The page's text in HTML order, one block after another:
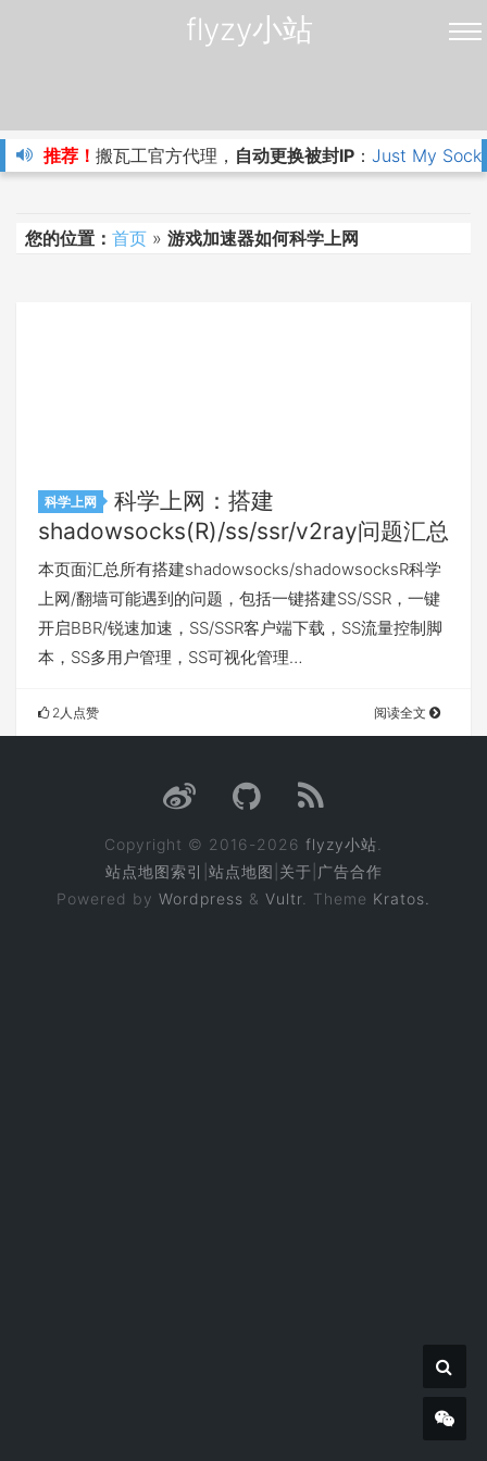
flyzy小站
推荐！ 搬瓦工官方代理， 自动更换被封IP ： Just My
您的位置： 首页 » 游戏加速器如何科学上网
科学上网
科学上网：搭建
shadowsocks(R)/ss/ssr/v2ray问题汇总
本页面汇总所有搭建shadowsocks/shadowsocksR科学
上网/翻墙可能遇到的问题，包括一键搭建SS/SSR，一键
开启BBR/锐速加速，SS/SSR客户端下载，SS流量控制脚
本，SS多用户管理，SS可视化管理…
2人点赞 阅读全文
Copyright © 2016-2026 flyzy小站
站点地图索引 站点地图 关于 广告合作
Powered by Wordpress & Vultr . Theme Kratos.